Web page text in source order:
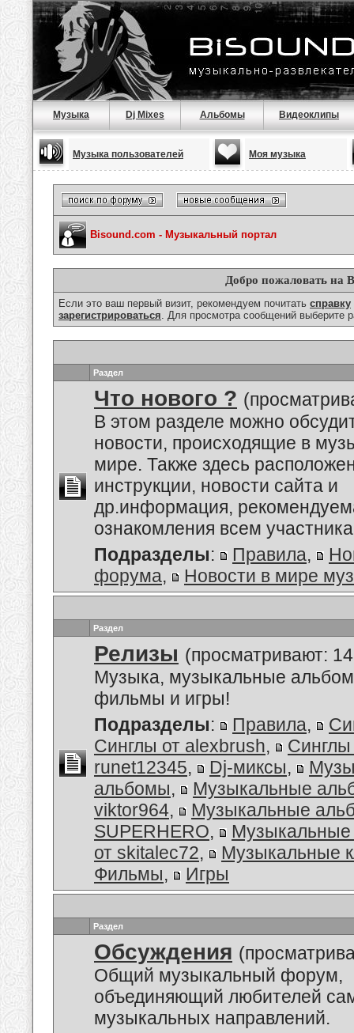
Музыка Dj Mixes Альбомы Видеоклипы
Музыка пользователей Моя музыка
Bisound.com - Музыкальный портал
Добро пожаловать на
Если это ваш первый визит, рекомендуем почитать справку
зарегистрироваться. Для просмотра сообщений выберите
Раздел
Что нового ?
В этом разделе можно
новости, происходящие в
мире. Также здесь
инструкции, новости сайта и
др.информация,
ознакомления всем
Подразделы: Правила,
форума, Новости в мире
Раздел
Релизы (просматривают:
Музыка, музыкальные
фильмы и игры!
Подразделы: Правила,
Синглы от alexbrush,
Синглы
runet12345, Dj-миксы,
альбомы,
Музыкальные
viktor964,
Музыкальные
SUPERHERO,
от skitalec72,
Музыкальные
Фильмы, Игры
Раздел
Обсуждения
Общий музыкальный форум,
объединяющий любителей
музыкальных направлений.